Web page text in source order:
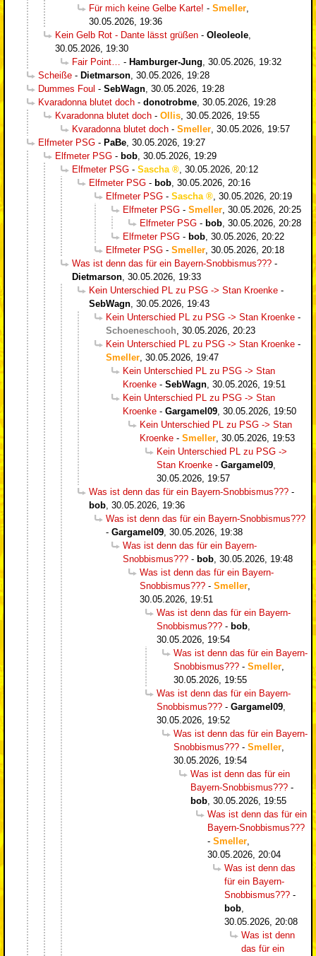
Für mich keine Gelbe Karte! - Smeller
30.05.2026, 19:36
Kein Gelb Rot - Dante lässt grüßen - Oleoleole
30.05.2026, 19:30
Fair Point…
- Hamburger-Jung 30.05.2026, 19:32
Scheiße - Dietmarson 30.05.2026, 19:28
Dummes Foul - SebWagn 30.05.2026, 19:28
Kvaradonna blutet doch - donotrobme 30.05.2026, 19:28
Kvaradonna blutet doch - Ollis 30.05.2026, 19:55
Kvaradonna blutet doch - Smeller 30.05.2026, 19:57
Elfmeter PSG - PaBe 30.05.2026, 19:27
Elfmeter PSG - bob 30.05.2026, 19:29
Elfmeter PSG - Sascha
30.05.2026, 20:12
Elfmeter PSG - bob 30.05.2026, 20:16
Elfmeter PSG - Sascha
30.05.2026, 20:19
Elfmeter PSG - Smeller 30.05.2026, 20:25
Elfmeter PSG - bob 30.05.2026, 20:28
Elfmeter PSG - bob 30.05.2026, 20:22
Elfmeter PSG - Smeller 30.05.2026, 20:18
Was ist denn das für ein Bayern-Snobbismus??? -
Dietmarson 30.05.2026, 19:33
Kein Unterschied PL zu PSG -> Stan Kroenke -
SebWagn 30.05.2026, 19:43
Kein Unterschied PL zu PSG -> Stan Kroenke -
Schoeneschooh 30.05.2026, 20:23
Kein Unterschied PL zu PSG -> Stan Kroenke -
Smeller 30.05.2026, 19:47
Kein Unterschied PL zu PSG -> Stan
Kroenke - SebWagn 30.05.2026, 19:51
Kein Unterschied PL zu PSG -> Stan
Kroenke - Gargamel09 30.05.2026, 19:50
Kein Unterschied PL zu PSG -> Stan
Kroenke - Smeller 30.05.2026, 19:53
Kein Unterschied PL zu PSG ->
Stan Kroenke - Gargamel09
30.05.2026, 19:57
Was ist denn das für ein Bayern-Snobbismus??? -
bob 30.05.2026, 19:36
Was ist denn das für ein Bayern-Snobbismus???
- Gargamel09 30.05.2026, 19:38
Was ist denn das für ein Bayern-
Snobbismus??? - bob 30.05.2026, 19:48
Was ist denn das für ein Bayern-
Snobbismus??? - Smeller
30.05.2026, 19:51
Was ist denn das für ein Bayern-
Snobbismus??? - bob
30.05.2026, 19:54
Was ist denn das für ein Bayern-
Snobbismus??? - Smeller
30.05.2026, 19:55
Was ist denn das für ein Bayern-
Snobbismus??? - Gargamel09
30.05.2026, 19:52
Was ist denn das für ein Bayern-
Snobbismus??? - Smeller
30.05.2026, 19:54
Was ist denn das für ein
Bayern-Snobbismus??? -
bob 30.05.2026, 19:55
Was ist denn das für ein
Bayern-Snobbismus???
- Smeller
30.05.2026, 20:04
Was ist denn das
für ein Bayern-
Snobbismus??? -
bob
30.05.2026, 20:08
Was ist denn
das für ein